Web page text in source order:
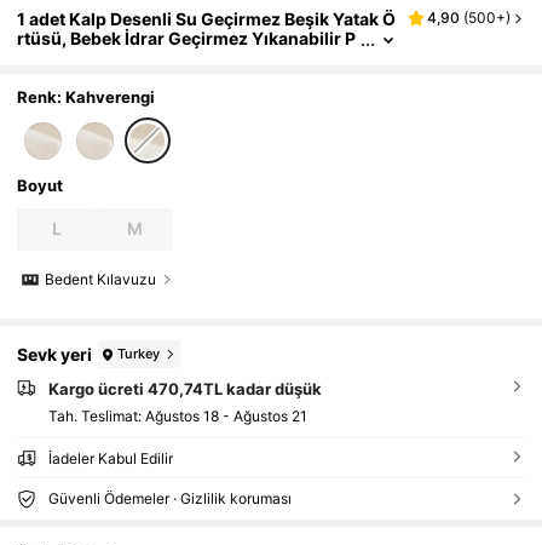
1 adet Kalp Desenli Su Geçirmez Beşik Yatak Ö
rtüsü, Bebek İdrar Geçirmez Yıkanabilir P
4,90 (500+)
Renk: Kahverengi
Boyut
L M
Bedent Kılavuzu
Sevk yeri Turkey
Kargo ücreti 470,74TL kadar düşük
Tah. Teslimat: Ağustos 18 - Ağustos 21
İadeler Kabul Edilir
Güvenli Ödemeler · Gizlilik koruması